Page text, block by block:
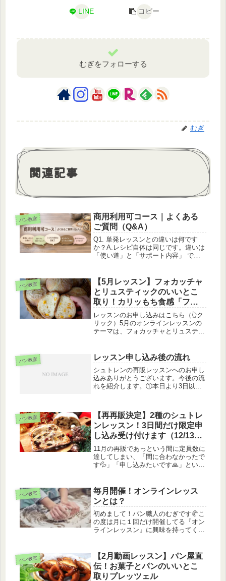
LINE コピー
むぎをフォローする
むぎ
関連記事
パン教室
商用利用可コース｜よくある
ご質問（Q&A）
Q1. 単発レッスンとの違いは何です
か？A.レシピ自体は同じです。違いは
「使い道」と「サポート内容」 で
教室・販売で使うことを前提に、契
約・添削・確認が付いたコースで
す。...
パン教室
【5月レッスン】フォカッチャ
とリュスティックのいいとこ
取り！カリッもち食感「フォ
カティック」
レッスンのお申し込みはこちら（👆ク
リック）5月のオンラインレッスンの
テーマは、フォカッチャとリュスティ
笑）「フォカッチャのモチモチ感は好
きだけど,ベタベタして成形が難しそ
う...
パン教室 レッスン申し込み後の流れ
シュトレンの再販レッスンへのお申し
込みありがとうございます。今後の流
れを紹介します。①本日より3日以内
関:三井住友銀行支店名:天神町支店
(717)預金種目:普通口座番号:18422...
パン教室
【再再販決定】2種のシュトレ
ンレッスン！3日間だけ限定申
し込み受け付けます（12/13の
21時〜15日まで）
11月の再販であっという間に定員数に
達してしまい、「間に合わなかったで
す💦」「申し込みたいです🙏」という
なりました！募集人数や、販売期間な
ど、かなり狭き門となっております
の...
パン教室
毎月開催！オンラインレッス
ンとは？
初めまして！パン職人のむぎです🥐こ
の度は月に１回だけ開催してる『オン
ラインレッスン』に興味を持ってくだ
何？」「機械苦手な私でも大丈
夫？？」と多くの質問を頂くので、わ
かりやすいよ...
パン教室
【2月動画レッスン】パン屋直
伝！お菓子とパンのいいとこ
取りプレッツェル